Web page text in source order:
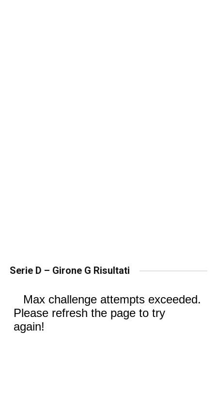
Serie D – Girone G Risultati